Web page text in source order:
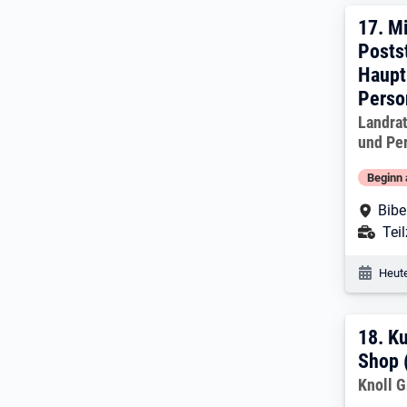
17.
17.
und
Beginn
18.
18.
Shop
Knoll